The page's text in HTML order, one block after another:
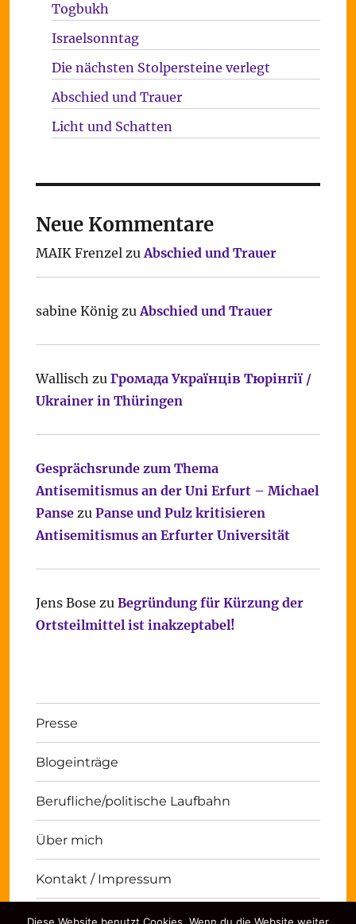
Togbukh
Israelsonntag
Die nächsten Stolpersteine verlegt
Abschied und Trauer
Licht und Schatten
Neue Kommentare
MAIK FrenzelzuAbschied und Trauer
sabine KönigzuAbschied und Trauer
Wallisch zu Громада Українців Тюрінгії /
Ukrainer in Thüringen
Gesprächsrunde zum Thema
Antisemitismus an der Uni Erfurt – Michael
Pansezu Panse und Pulz kritisieren
Antisemitismus an Erfurter Universität
Jens Bose zu Begründung für Kürzung der
Ortsteilmittel ist inakzeptabel!
Presse
Blogeinträge
Berufliche/politische Laufbahn
Über mich
Kontakt / Impressum